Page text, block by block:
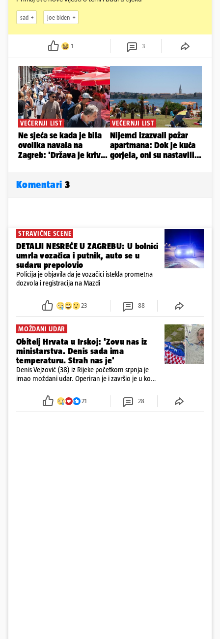
sad joe biden
1 3
Komentari 3
STRAVIČNE SCENE
DETALJI NESREĆE U ZAGREBU: U bolnici
umrla vozačica i putnik, auto se u
sudaru prepolovio
Policija je objavila da je vozačici istekla prometna
dozvola i registracija na Mazdi
23 88
MOŽDANI UDAR
Obitelj Hrvata u Irskoj: 'Zovu nas iz
ministarstva. Denis sada ima
temperaturu. Strah nas je'
Denis Vejzović (38) iz Rijeke početkom srpnja je
imao moždani udar. Operiran je i završio je u komi.
tamošnji liječnici ne vjeruju u oporavak: 'Imamo
21 28